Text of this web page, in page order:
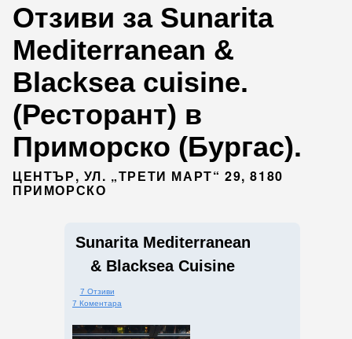
Отзиви за Sunarita
Mediterranean &
Blacksea cuisine.
(Ресторант) в
Приморско (Бургас).
ЦЕНТЪР, УЛ. „ТРЕТИ МАРТ“ 29, 8180
ПРИМОРСКО
Sunarita Mediterranean
& Blacksea Cuisine
7 Отзиви
7 Коментара